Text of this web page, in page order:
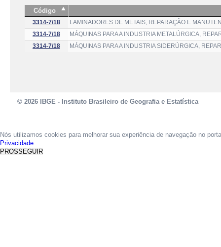
Código
3314-7/18
LAMINADORES DE METAIS, REPARAÇÃO E
3314-7/18
MÁQUINAS PARA A INDUSTRIA METALÚRGICA,
3314-7/18
MÁQUINAS PARA A INDUSTRIA SIDERÚRGICA,
© 2026 IBGE - Instituto Brasileiro de Geografia e Estatística
Nós utilizamos cookies para melhorar sua experiência de navegação no
Privacidade.
PROSSEGUIR